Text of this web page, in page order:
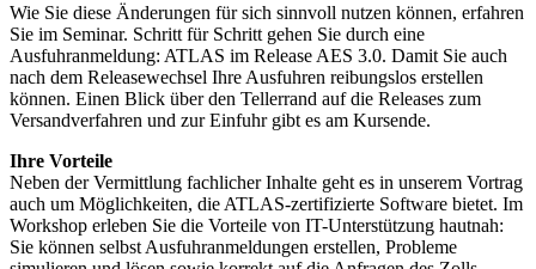
Wie Sie diese Änderungen für sich sinnvoll nutzen können, erfahren
Sie im Seminar. Schritt für Schritt gehen Sie durch eine
Ausfuhranmeldung: ATLAS im Release AES 3.0. Damit Sie auch
nach dem Releasewechsel Ihre Ausfuhren reibungslos erstellen
können. Einen Blick über den Tellerrand auf die Releases zum
Versandverfahren und zur Einfuhr gibt es am Kursende.
Ihre Vorteile
Neben der Vermittlung fachlicher Inhalte geht es in unserem Vortrag
auch um Möglichkeiten, die ATLAS-zertifizierte Software bietet. Im
Workshop erleben Sie die Vorteile von IT-Unterstützung hautnah:
Sie können selbst Ausfuhranmeldungen erstellen, Probleme